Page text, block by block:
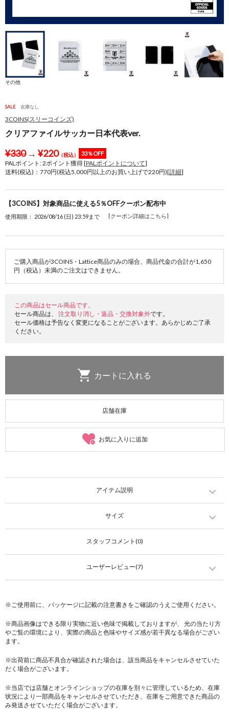
その他
SALE 在庫なし
3COINS(スリーコインズ)
クリアファイルサッカー日本代表ver.
¥330→ ¥220（税込） 33％OFF
PALポイント:2ポイント獲得 [PALポイントについて]
送料(税込)：770円(税込5,000円以上のお買い上げで220円)[詳細]
【3COINS】対象商品に使える5％OFFクーポン配布中
使用期限： 2026/08/16 (日) 23:59まで [クーポン詳細はこちら]
ご購入商品が3COINS・Lattice商品のみの場合、商品代金の合計が1,650
円（税込）未満のご注文はできません。
この商品はセール商品です。
セール商品は、 注文取り消し・返品・交換対象外です。
セール価格は予告なく変更になることがございます。あらかじめご了承
ください。
店舗在庫
お気に入りに追加
アイテム説明
サイズ
スタッフコメント(0)
ユーザーレビュー(7)
※ご使用前に、パッケージに記載の注意書きをご確認のうえご使用ください。
※商品画像はできる限り実物に近い色味で掲載しておりますが、 光の当たり方
やご覧の環境により、実際の商品と色味やサイズ感が若干異なる場合がござい
ます。
※出荷前に商品不具合が確認された場合は、該当商品をキャンセルさせていた
だく場合がございます。
※当店では店舗とオンラインショップの在庫を別々に管理しているため、在庫
状況により一部商品をキャンセルさせていただき、在庫をご用意できた商品の
み発送させていただく場合がございます。